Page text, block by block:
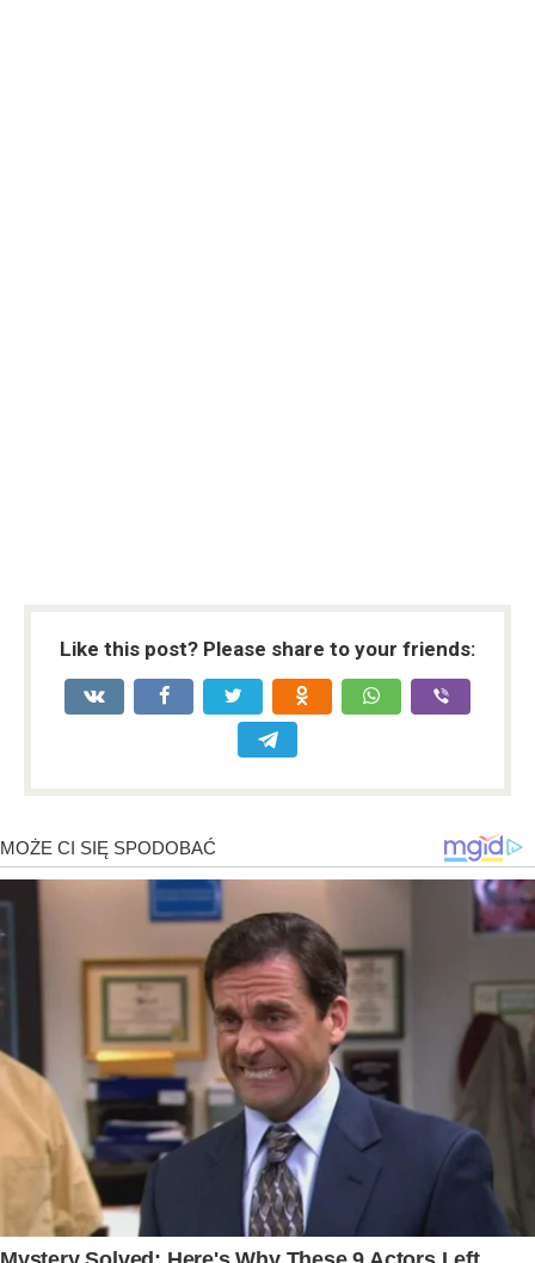
Like this post? Please share to your friends: